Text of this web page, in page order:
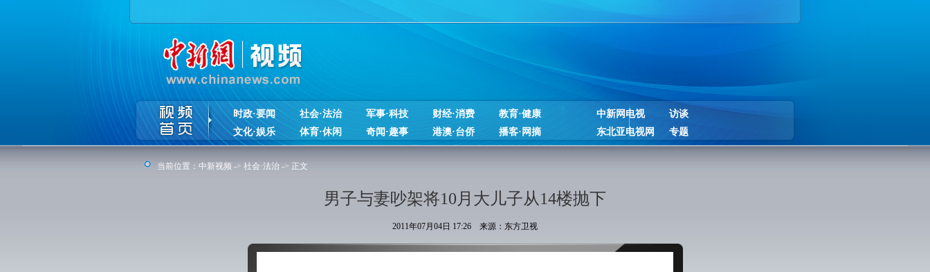
时政·要闻 社会·法治 军事·科技 财经·消费
教育·健康
文化·娱乐
体育·休闲 奇闻·趣事 港澳·台侨 播客·网摘
中新网电视
访谈
东北亚电视网
专题
当前位置： 中新视频 -> 社会·法治 -> 正文
男子与妻吵架将10月大儿子从14楼抛下
2011年07月04日 17:26 来源：东方卫视